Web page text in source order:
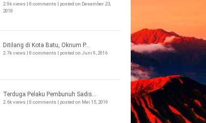
2.9k views | 0 comments | posted on Desember 23,
2018
Ditilang di Kota Batu, Oknum P...
2.7k views | 0 comments | posted on Juni 9, 2016
Terduga Pelaku Pembunuh Sadis...
2.6k views | 0 comments | posted on Mei 15, 2019